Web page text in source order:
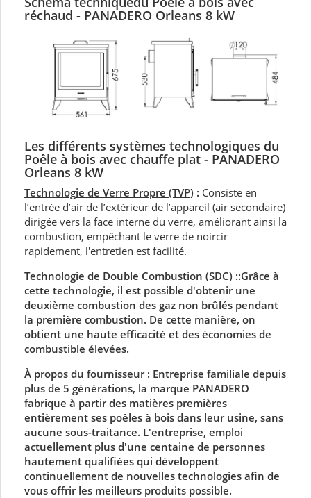
réchaud - PANADERO Orleans 8 kW
Les différents systèmes technologiques du
Poêle à bois avec chauffe plat - PANADERO
Orleans 8 kW
Technologie de Verre Propre (TVP) : Consiste en
l’entrée d’air de l’extérieur de l’appareil (air secondaire)
dirigée vers la face interne du verre, améliorant ainsi la
combustion, empêchant le verre de noircir
rapidement, l'entretien est facilité.
Technologie de Double Combustion (SDC) ::Grâce à
cette technologie, il est possible d'obtenir une
deuxième combustion des gaz non brûlés pendant
la première combustion. De cette manière, on
obtient une haute efficacité et des économies de
combustible élevées.
À propos du fournisseur : Entreprise familiale depuis
plus de 5 générations, la marque PANADERO
fabrique à partir des matières premières
entièrement ses poêles à bois dans leur usine, sans
aucune sous-traitance. L'entreprise, emploi
actuellement plus d'une centaine de personnes
hautement qualifiées qui développent
continuellement de nouvelles technologies afin de
vous offrir les meilleurs produits possible.